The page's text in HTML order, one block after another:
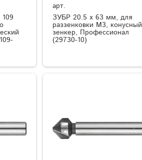
арт.
ЗУБР 20.5 x 63 мм, для
раззенковки М3, конусный
зенкер, Профессионал
(29730-10)